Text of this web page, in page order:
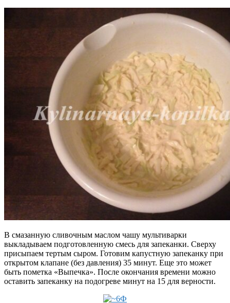
В смазанную сливочным маслом чашу мультиварки
выкладываем подготовленную смесь для запеканки. Сверху
присыпаем тертым сыром. Готовим капустную запеканку при
открытом клапане (без давления) 35 минут. Еще это может
быть пометка «Выпечка». После окончания времени можно
оставить запеканку на подогреве минут на 15 для верности.